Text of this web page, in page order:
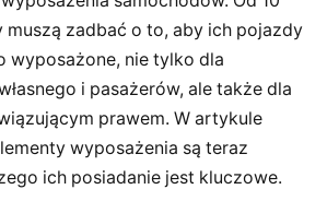
muszą zadbać o to, aby ich pojazdy
wyposażone, nie tylko dla
i pasażerów, ale także dla
prawem. W artykule
wyposażenia są teraz
ich posiadanie jest kluczowe.